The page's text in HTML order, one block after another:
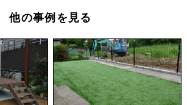
他の事例を見る